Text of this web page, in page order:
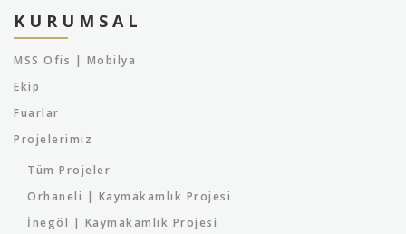
KURUMSAL
MSS Ofis | Mobilya
Ekip
Fuarlar
Projelerimiz
Tüm Projeler
Orhaneli | Kaymakamlık Projesi
İnegöl | Kaymakamlık Projesi